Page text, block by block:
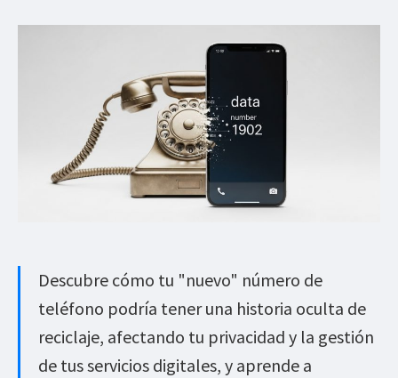
Descubre cómo tu "nuevo" número de
teléfono podría tener una historia oculta de
reciclaje, afectando tu privacidad y la gestión
de tus servicios digitales, y aprende a